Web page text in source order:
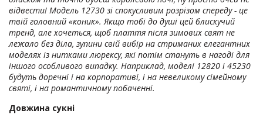
відвести! Модель 12730 зі спокусливим розрізом спереду - це
твій головний «коник». Якщо тобі до душі цей блискучий
тренд, але хочеться, щоб плаття після зимових свят не
лежало без діла, зупини свій вибір на стриманих елегантних
моделях із нитками люрексу, які потім стануть в нагоді для
іншого особливого випадку. Наприклад, моделі 12820 і 45230
будуть доречні і на корпоративі, і на невеликому сімейному
святі, і на романтичному побаченні.
Довжина сукні